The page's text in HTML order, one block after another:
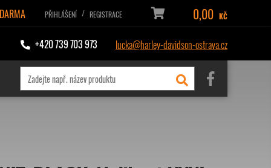
PŘIHLÁŠENÍ / REGISTRACE 0,00 KČ
+420 739 703 973 lucka@harley-davidson-ostrava.cz